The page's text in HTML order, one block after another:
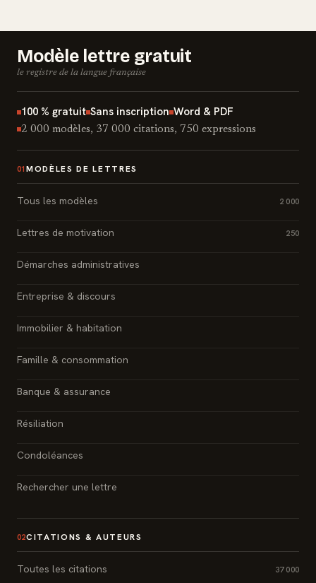
Modèle lettre gratuit
le registre de la langue française
100 % gratuit Sans inscription Word & PDF
2 000 modèles, 37 000 citations, 750 expressions
01 MODÈLES DE LETTRES
Tous les modèles 2 000
Lettres de motivation 250
Démarches administratives
Entreprise & discours
Immobilier & habitation
Famille & consommation
Banque & assurance
Résiliation
Condoléances
Rechercher une lettre
02CITATIONS & AUTEURS
Toutes les citations 37 000